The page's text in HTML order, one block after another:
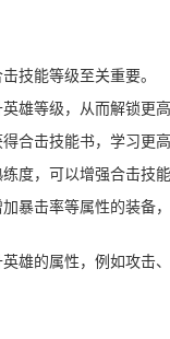
技能等级至关重要。
雄等级，从而解锁更
合击技能书，学习更
度，可以增强合击技
暴击率等属性的装备
雄的属性，例如攻击